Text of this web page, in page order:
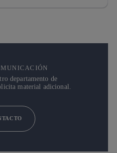
departamento de
material adicional.